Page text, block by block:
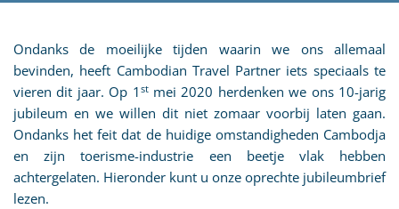
Ondanks de moeilijke tijden waarin we ons allemaal
bevinden, heeft Cambodian Travel Partner iets speciaals te
vieren dit jaar. Op 1 stmei 2020 herdenken we ons 10-jarig
jubileum en we willen dit niet zomaar voorbij laten gaan.
Ondanks het feit dat de huidige omstandigheden Cambodja
en zijn toerisme-industrie een beetje vlak hebben
achtergelaten. Hieronder kunt u onze oprechte jubileumbrief
lezen.